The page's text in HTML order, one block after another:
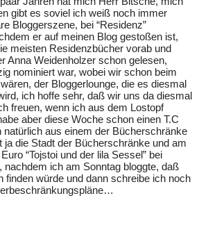
gibt es soviel ich weiß noch immer
Bloggerszene, bei “Residenz”
er auf meinen Blog gestoßen ist,
meisten Residenzbücher vorab und
Anna Weidenholzer schon gelesen,
nominiert war, wobei wir schon beim
der Bloggerlounge, die es diesmal
ich hoffe sehr, daß wir uns da diesmal
freuen, wenn ich aus dem Lostopf
aber diese Woche schon einen T.C
natürlich aus einem der Bücherschränke
ja die Stadt der Bücherschränke und am
“Tojstoi und der lila Sessel” bei
nachdem ich am Sonntag bloggte, daß
finden würde und dann schreibe ich noch